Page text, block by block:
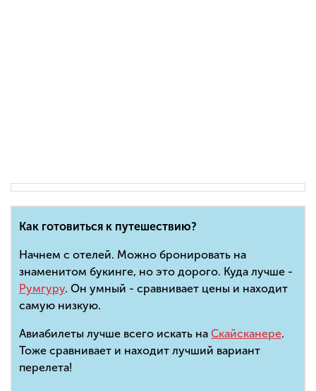
Как готовиться к путешествию?
Начнем с отелей. Можно бронировать на
знаменитом букинге, но это дорого. Куда лучше -
Румгуру. Он умный - сравнивает цены и находит
самую низкую.
Авиабилеты лучше всего искать на Скайсканере.
Тоже сравнивает и находит лучший вариант
перелета!